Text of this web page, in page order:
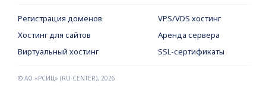
Регистрация доменов
VPS/VDS хостинг
Хостинг для сайтов
Аренда сервера
Виртуальный хостинг
SSL-сертификаты
© АО «РСИЦ» (RU-CENTER), 2026